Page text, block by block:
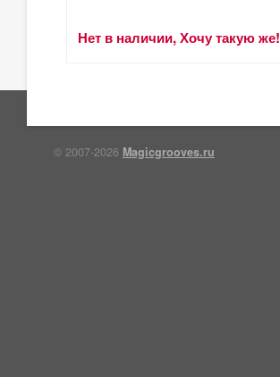
Нет в наличии, Хочу такую же!
© 2007-2026 Magicgrooves.ru